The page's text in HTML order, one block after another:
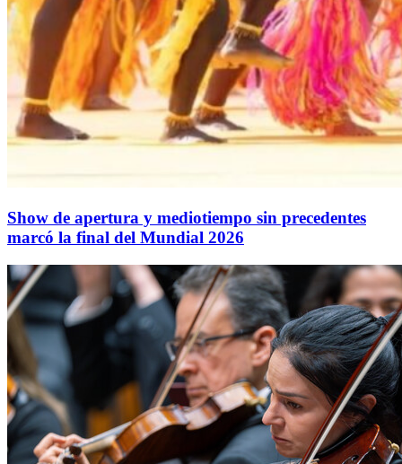
Show de apertura y mediotiempo sin precedentes
marcó la final del Mundial 2026